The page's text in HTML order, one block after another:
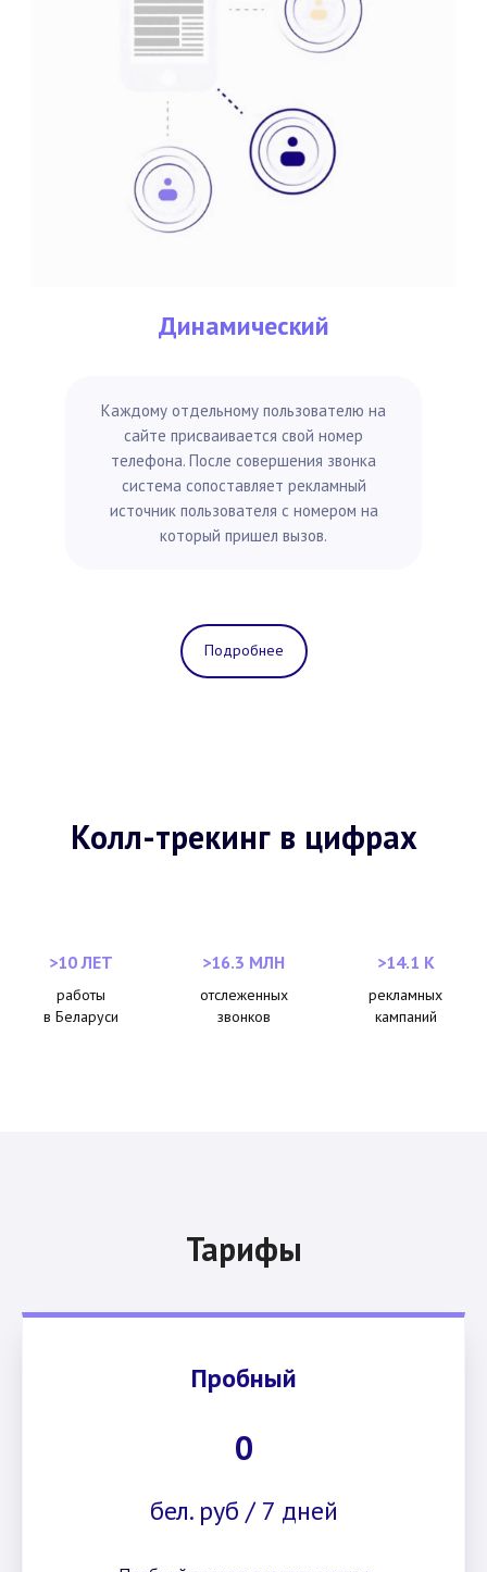
Динамический
Каждому отдельному пользователю на
сайте присваивается свой номер
телефона. После совершения звонка
система сопоставляет рекламный
источник пользователя с номером на
который пришел вызов.
Подробнее
Колл-трекинг в цифрах
>14.1 К
рекламных
кампаний
>16.3 МЛН
отслеженных
звонков
>10 ЛЕТ
работы
в Беларуси
Тарифы
Пробный
0
бел. руб / 7 дней